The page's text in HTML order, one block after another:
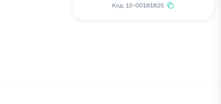
Код: 10-00181825